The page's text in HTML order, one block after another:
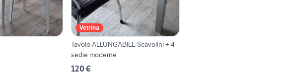
Vetrina
Tavolo ALLUNGABILE Scavolini + 4
sedie moderne
120 €